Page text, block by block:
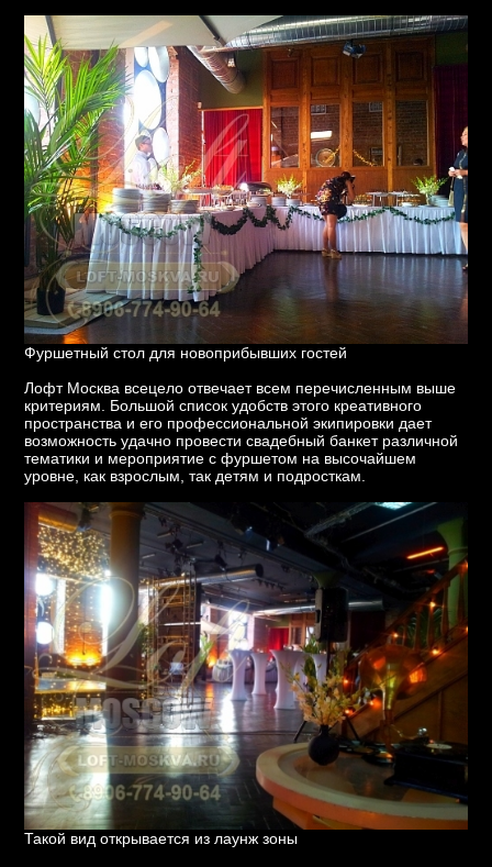
Фуршетный стол для новоприбывших гостей
Лофт Москва всецело отвечает всем перечисленным выше
критериям. Большой список удобств этого креативного
пространства и его профессиональной экипировки дает
возможность удачно провести свадебный банкет различной
тематики и мероприятие с фуршетом на высочайшем
уровне, как взрослым, так детям и подросткам.
Такой вид открывается из лаунж зоны